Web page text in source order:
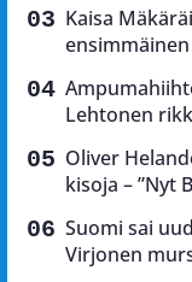
Kaisa
Lehtonen
Oliver
kisoja – ”Nyt
Suomi sai
Virjonen